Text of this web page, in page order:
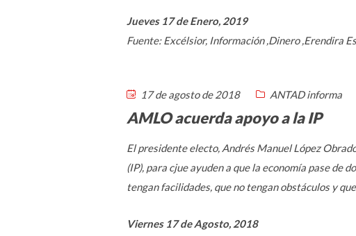
Jueves 17 de Enero, 2019
Fuente: Excélsior, Información ,Dinero ,Erendira
17 de agosto de 2018 ANTAD informa
AMLO acuerda apoyo a la IP
El presidente electo, Andrés Manuel López
(IP), para cjue ayuden a que la economía pase de
tengan facilidades, que no tengan obstáculos y
Viernes 17 de Agosto, 2018